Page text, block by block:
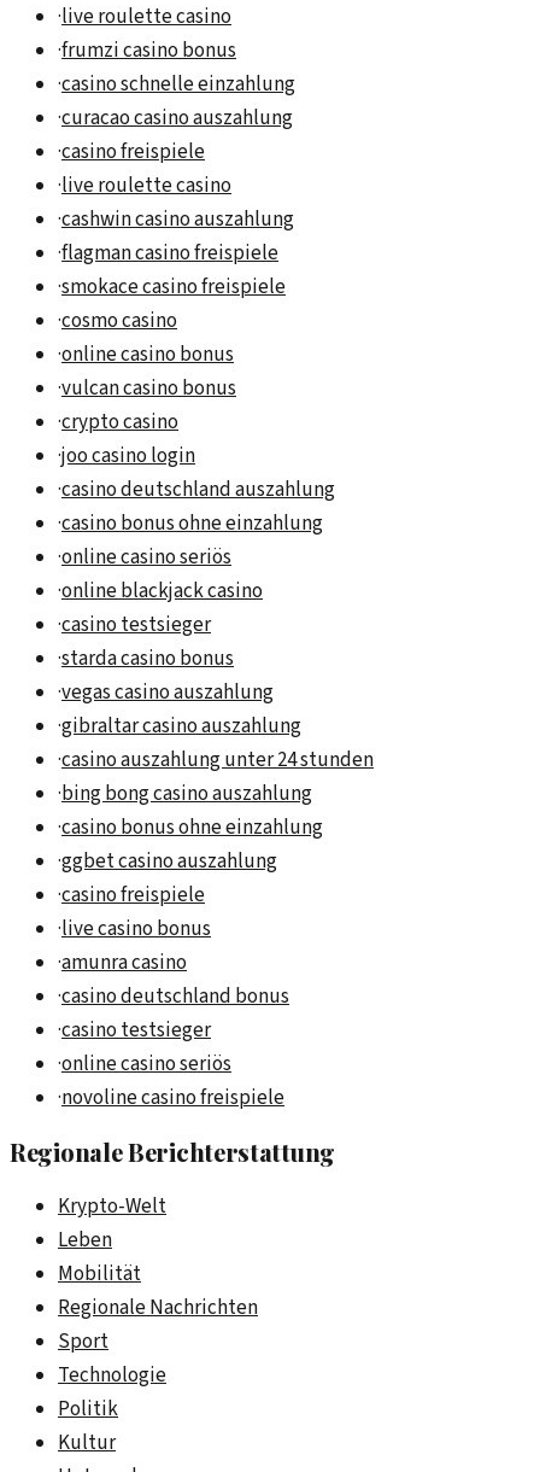
·live roulette casino
·frumzi casino bonus
·casino schnelle einzahlung
·curacao casino auszahlung
·casino freispiele
·live roulette casino
·cashwin casino auszahlung
·flagman casino freispiele
·smokace casino freispiele
·cosmo casino
·online casino bonus
·vulcan casino bonus
·crypto casino
·joo casino login
·casino deutschland auszahlung
·casino bonus ohne einzahlung
·online casino seriös
·online blackjack casino
·casino testsieger
·starda casino bonus
·vegas casino auszahlung
·gibraltar casino auszahlung
·casino auszahlung unter 24 stunden
·bing bong casino auszahlung
·casino bonus ohne einzahlung
·ggbet casino auszahlung
·casino freispiele
·live casino bonus
·amunra casino
·casino deutschland bonus
·casino testsieger
·online casino seriös
·novoline casino freispiele
Regionale Berichterstattung
Krypto-Welt
Leben
Mobilität
Regionale Nachrichten
Sport
Technologie
Politik
Kultur